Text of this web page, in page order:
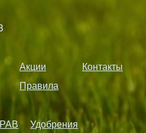
Акции
Контакты
Правила
Удобрения